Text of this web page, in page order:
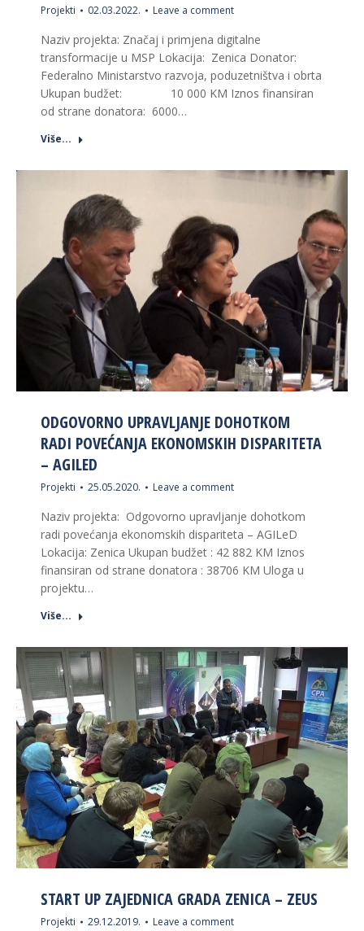
Projekti 02.03.2022. Leave a comment
Naziv projekta: Značaj i primjena digitalne
transformacije u MSP Lokacija: Zenica Donator:
Federalno Ministarstvo razvoja, poduzetništva i obrta
Ukupan budžet: 10 000 KM Iznos finansiran
od strane donatora: 6000…
Više...
ODGOVORNO UPRAVLJANJE DOHOTKOM
RADI POVEĆANJA EKONOMSKIH DISPARITETA
– AGILED
Projekti 25.05.2020. Leave a comment
Naziv projekta: Odgovorno upravljanje dohotkom
radi povećanja ekonomskih dispariteta – AGILeD
Lokacija: Zenica Ukupan budžet : 42 882 KM Iznos
finansiran od strane donatora : 38706 KM Uloga u
projektu…
Više...
START UP ZAJEDNICA GRADA ZENICA – ZEUS
Projekti 29.12.2019. Leave a comment